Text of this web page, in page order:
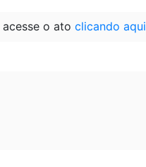
o ato clicando aqui